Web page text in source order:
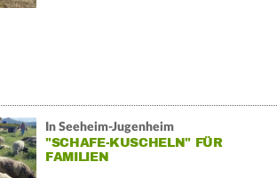
In Seeheim-Jugenheim
"SCHAFE-KUSCHELN" FÜR
FAMILIEN